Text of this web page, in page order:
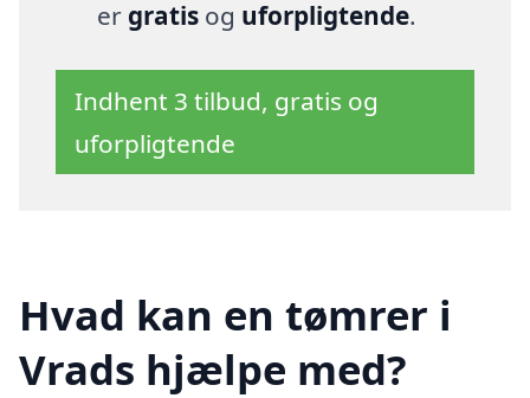
er gratisog uforpligtende.
Indhent 3 tilbud, gratis og
uforpligtende
Hvad kan en tømrer i
Vrads hjælpe med?